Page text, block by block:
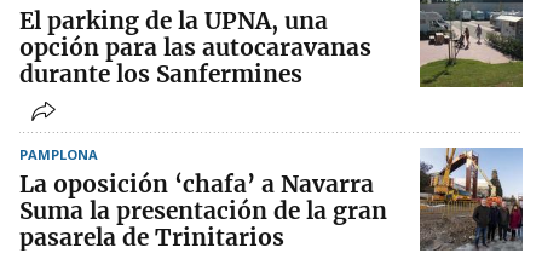
El parking de la UPNA, una
opción para las autocaravanas
durante los Sanfermines
PAMPLONA
La oposición ‘chafa’ a Navarra
Suma la presentación de la gran
pasarela de Trinitarios